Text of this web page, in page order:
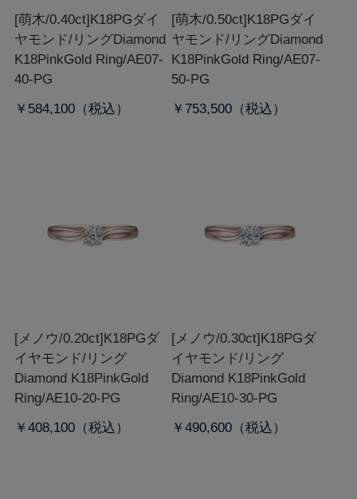
[萌木/0.40ct]K18PGダイ
ヤモンド/リングDiamond
K18PinkGold Ring/AE07-
40-PG
￥584,100
[萌木/0.50ct]K18PGダイ
ヤモンド/リングDiamond
K18PinkGold Ring/AE07-
50-PG
￥753,500
[メノウ/0.20ct]K18PGダ
イヤモンド/リング
Diamond K18PinkGold
Ring/AE10-20-PG
￥408,100
[メノウ/0.30ct]K18PGダ
イヤモンド/リング
Diamond K18PinkGold
Ring/AE10-30-PG
￥490,600